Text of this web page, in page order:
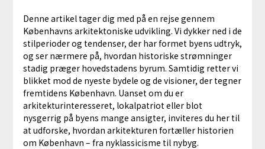
Denne artikel tager dig med på en rejse gennem
Københavns arkitektoniske udvikling. Vi dykker ned i de
stilperioder og tendenser, der har formet byens udtryk,
og ser nærmere på, hvordan historiske strømninger
stadig præger hovedstadens byrum. Samtidig retter vi
blikket mod de nyeste bydele og de visioner, der tegner
fremtidens København. Uanset om du er
arkitekturinteresseret, lokalpatriot eller blot
nysgerrig på byens mange ansigter, inviteres du her til
at udforske, hvordan arkitekturen fortæller historien
om København – fra nyklassicisme til nybyg.